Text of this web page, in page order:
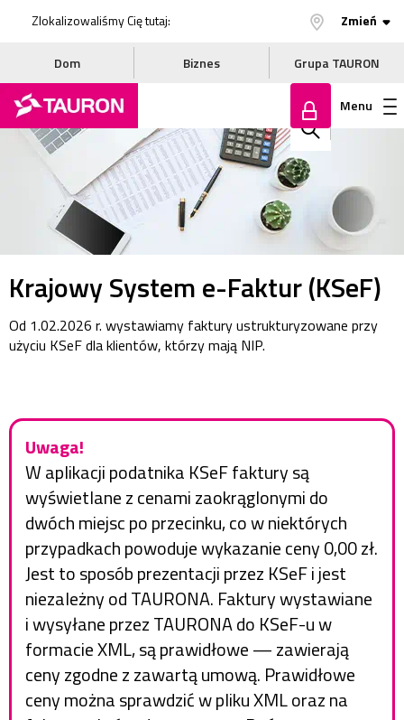
Zlokalizowaliśmy Cię tutaj: Zmień
Dom Biznes Grupa TAURON
Szukaj
Zaloguj
Menu
Krajowy System e-Faktur (KSeF)
Od 1.02.2026 r. wystawiamy faktury ustrukturyzowane przy
użyciu KSeF dla klientów, którzy mają NIP.
Uwaga!
W aplikacji podatnika KSeF faktury są
wyświetlane z cenami zaokrąglonymi do
dwóch miejsc po przecinku, co w niektórych
przypadkach powoduje wykazanie ceny 0,00 zł.
Jest to sposób prezentacji przez KSeF i jest
niezależny od TAURONA. Faktury wystawiane
i wysyłane przez TAURONA do KSeF-u w
formacie XML, są prawidłowe — zawierają
ceny zgodne z zawartą umową. Prawidłowe
ceny można sprawdzić w pliku XML oraz na